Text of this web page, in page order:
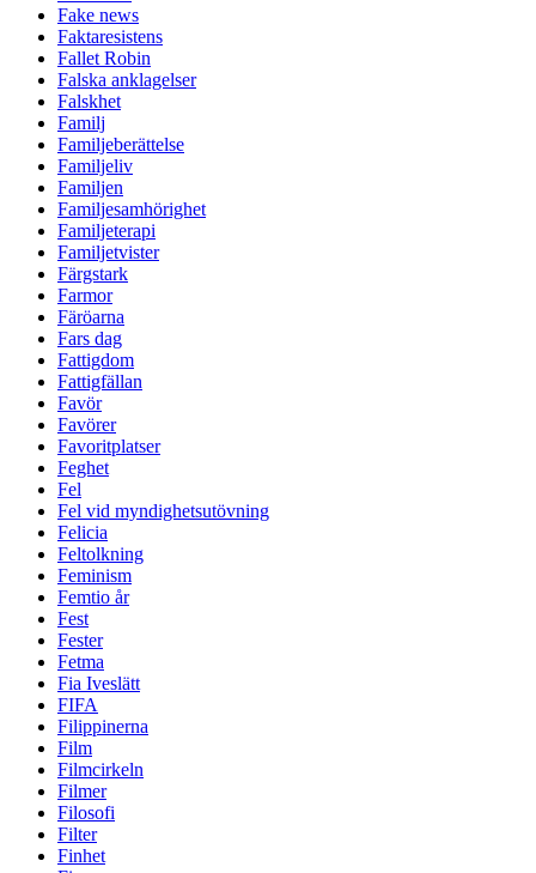
Fake news
Faktaresistens
Fallet Robin
Falska anklagelser
Falskhet
Familj
Familjeberättelse
Familjeliv
Familjen
Familjesamhörighet
Familjeterapi
Familjetvister
Färgstark
Farmor
Färöarna
Fars dag
Fattigdom
Fattigfällan
Favör
Favörer
Favoritplatser
Feghet
Fel
Fel vid myndighetsutövning
Felicia
Feltolkning
Feminism
Femtio år
Fest
Fester
Fetma
Fia Iveslätt
FIFA
Filippinerna
Film
Filmcirkeln
Filmer
Filosofi
Filter
Finhet